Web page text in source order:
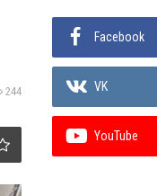
244
Facebook
VK
YouTube